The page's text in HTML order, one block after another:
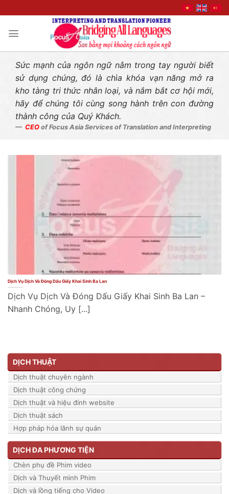
Sức mạnh của ngôn ngữ nằm trong tay người biết
sử dụng chúng, đó là chìa khóa vạn năng mở ra
kho tàng tri thức nhân loại, và nắm bắt cơ hội mới,
hãy để chúng tôi cùng song hành trên con đường
thành công của Quý Khách.
CEO of Focus Asia Services of Translation and Interpreting
Dịch Vụ Dịch Và Đóng Dấu Giấy Khai Sinh Ba Lan
Dịch Vụ Dịch Và Đóng Dấu Giấy Khai Sinh Ba Lan –
Nhanh Chóng, Uy [...]
DỊCH THUẬT
Dịch thuật chuyên ngành
Dịch thuật công chứng
Dịch thuật và hiệu đính website
Dịch thuật sách
Hợp pháp hóa lãnh sự quán
DỊCH ĐA PHƯƠNG TIỆN
Chèn phụ đề Phim video
Dịch và Thuyết minh Phim
Dịch và lồng tiếng cho Video